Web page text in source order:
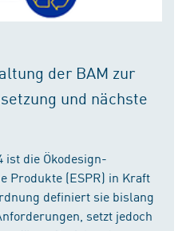
der BAM zur
und nächste
ist die Ökodesign-
Produkte (ESPR) in Kraft
definiert sie bislang
setzt jedoch